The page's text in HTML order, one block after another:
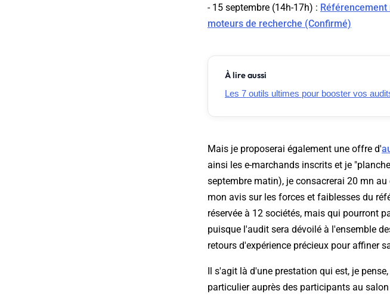
- 15 septembre (14h-17h) :
moteurs de recherche (Confirmé)
À lire aussi
Les 7 outils ultimes pour booster vos
Mais je proposerai également une offre d'
ainsi les e-marchands inscrits et je
septembre matin), je consacrerai 20 mn
mon avis sur les forces et faiblesses du
réservée à 12 sociétés, mais qui pourront
puisque l'audit sera dévoilé à l'ensemble
retours d'expérience précieux pour affiner
Il s'agit là d'une prestation qui est, je
particulier auprès des participants au